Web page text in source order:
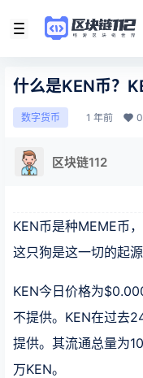
什么是KEN币？
数字货币 1 年前 0
区块链112
KEN币是种MEME币
这只狗是这一切的起源
KEN今日价格为
不提供。KEN在过去
提供。其流通总量为
万KEN。